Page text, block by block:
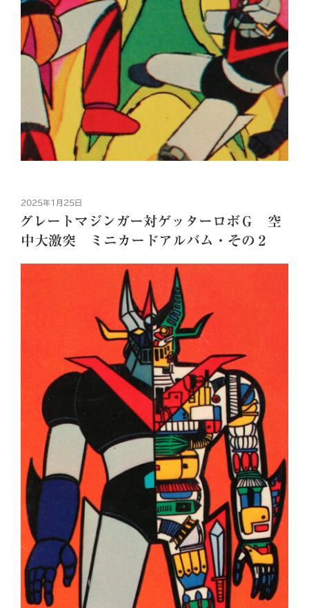
投
稿
日:
2025年1月25日
グレートマジンガー対ゲッターロボＧ 空
中大激突 ミニカードアルバム・その２